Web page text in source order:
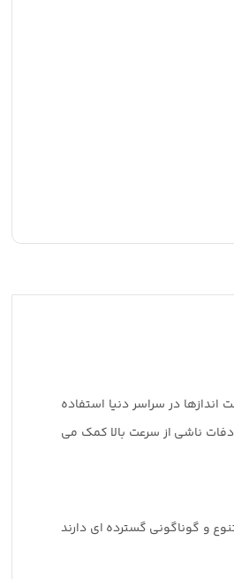
در سراسر دنیا استفاده
ناشی از سرعت بالا کمک می
و گوناگونی گسترده ای دارند